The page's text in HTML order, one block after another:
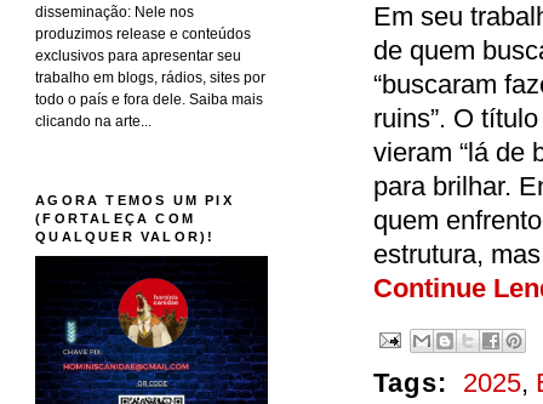
Em seu
de quem
“buscaram
ruins”. O
vieram “lá de
para brilhar.
quem
estrutura,
Continue
Tags: 2025,
disseminação: Nele nos
produzimos release e conteúdos
exclusivos para apresentar seu
trabalho em blogs, rádios, sites por
todo o país e fora dele. Saiba mais
clicando na arte...
AGORA TEMOS UM PIX
(FORTALEÇA COM
QUALQUER VALOR)!